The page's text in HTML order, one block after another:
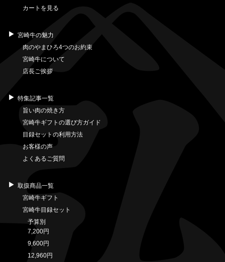
カートを見る
宮崎牛の魅力
肉のやまひろ4つのお約束
宮崎牛について
店長ご挨拶
特集記事一覧
旨い肉の焼き方
宮崎牛ギフトの選び方ガイド
目録セットの利用方法
お客様の声
よくあるご質問
取扱商品一覧
宮崎牛ギフト
宮崎牛目録セット
予算別
7,200円
9,600円
12,960円